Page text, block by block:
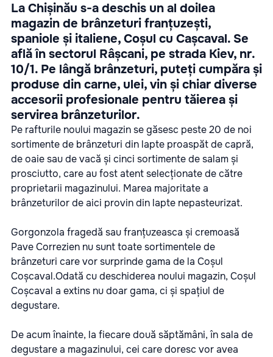
La Chișinău s-a deschis un al doilea
magazin de brânzeturi franțuzești,
spaniole și italiene, Coșul cu Cașcaval. Se
află în sectorul Râșcani, pe strada Kiev, nr.
10/1. Pe lângă brânzeturi, puteți cumpăra și
produse din carne, ulei, vin și chiar diverse
accesorii profesionale pentru tăierea și
servirea brânzeturilor.
Pe rafturile noului magazin se găsesc peste 20 de noi
sortimente de brânzeturi din lapte proaspăt de capră,
de oaie sau de vacă și cinci sortimente de salam și
prosciutto, care au fost atent selecționate de către
proprietarii magazinului. Marea majoritate a
brânzeturilor de aici provin din lapte nepasteurizat.
Gorgonzola fragedă sau franțuzeasca și cremoasă
Pave Correzien nu sunt toate sortimentele de
brânzeturi care vor surprinde gama de la Coșul
Coșcaval.Odată cu deschiderea noului magazin, Coșul
Coșcaval a extins nu doar gama, ci și spațiul de
degustare.
De acum înainte, la fiecare două săptămâni, în sala de
degustare a magazinului, cei care doresc vor avea